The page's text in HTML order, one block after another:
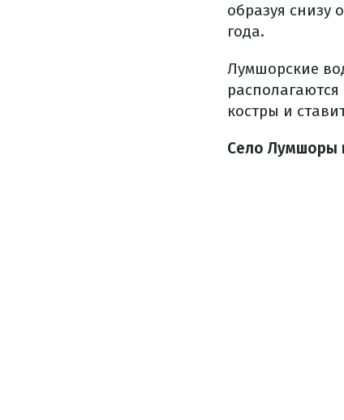
образуя снизу
года.
Лумшорские
костры и
Село Лумшоры